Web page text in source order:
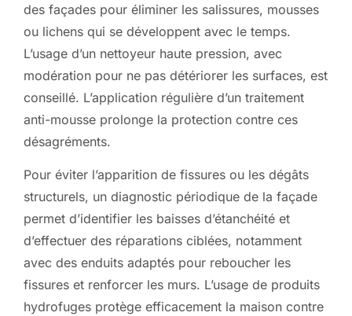
des façades pour éliminer les salissures, mousses
ou lichens qui se développent avec le temps.
L’usage d’un nettoyeur haute pression, avec
modération pour ne pas détériorer les surfaces, est
conseillé. L’application régulière d’un traitement
anti-mousse prolonge la protection contre ces
désagréments.
Pour éviter l’apparition de fissures ou les dégâts
structurels, un diagnostic périodique de la façade
permet d’identifier les baisses d’étanchéité et
d’effectuer des réparations ciblées, notamment
avec des enduits adaptés pour reboucher les
fissures et renforcer les murs. L’usage de produits
hydrofuges protège efficacement la maison contre